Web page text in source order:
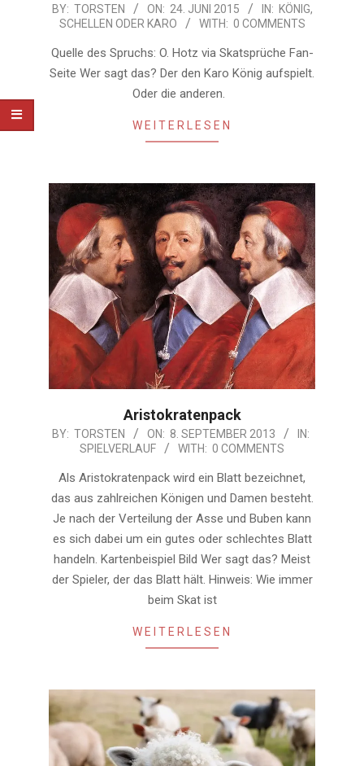
2015-
06-
24
BY: TORSTEN ON: 24. JUNI 2015 IN: KÖNIG,
SCHELLEN ODER KARO
WITH: 0 COMMENTS
Quelle des Spruchs: O. Hotz via Skatsprüche Fan-
Seite Wer sagt das? Der den Karo König aufspielt.
Oder die anderen.
WEITERLESEN
Aristokratenpack
2013-
08
BY: TORSTEN ON: 8. SEPTEMBER 2013
IN:
SPIELVERLAUF
WITH: 0 COMMENTS
Als Aristokratenpack wird ein Blatt bezeichnet,
das aus zahlreichen Königen und Damen besteht.
Je nach der Verteilung der Asse und Buben kann
es sich dabei um ein gutes oder schlechtes Blatt
handeln. Kartenbeispiel Bild Wer sagt das? Meist
der Spieler, der das Blatt hält. Hinweis: Wie immer
beim Skat ist
WEITERLESEN